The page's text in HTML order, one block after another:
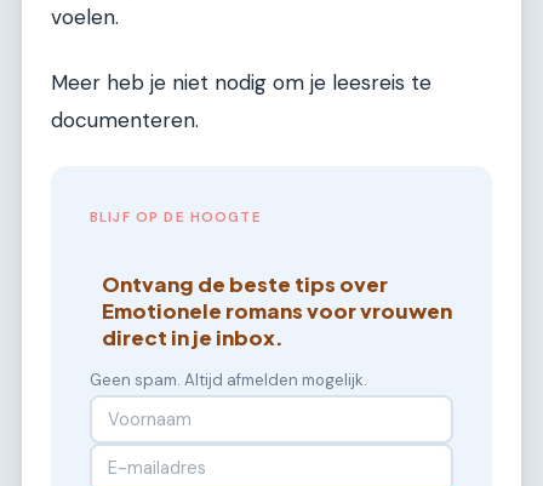
voelen.
Meer heb je niet nodig om je leesreis te
documenteren.
BLIJF OP DE HOOGTE
Ontvang de beste tips over
Emotionele romans voor vrouwen
direct in je inbox.
Geen spam. Altijd afmelden mogelijk.